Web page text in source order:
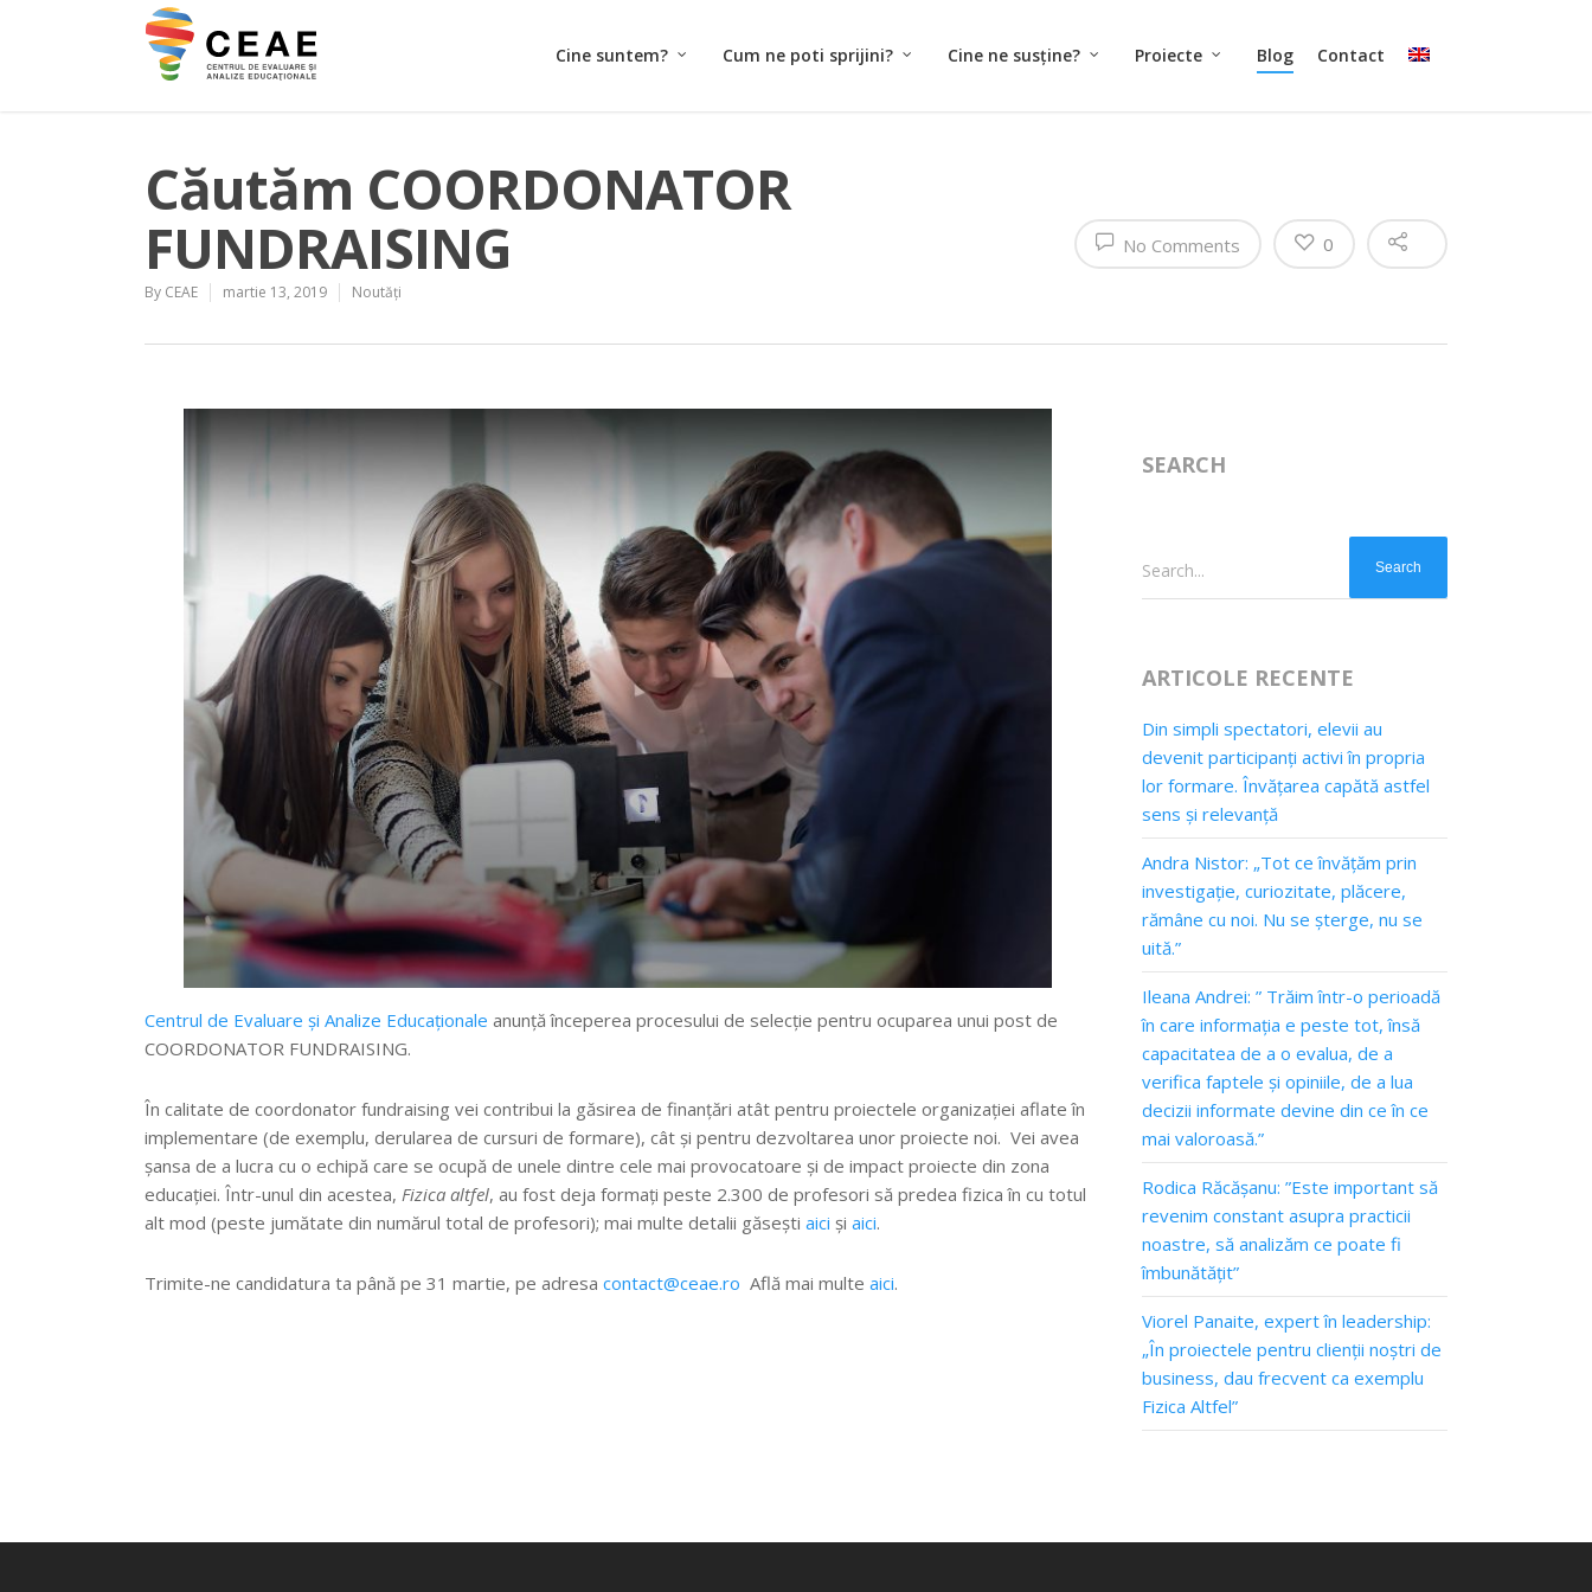
Cine suntem? Cum ne poti sprijini? Cine ne susține? Proiecte Blog Contact
Căutăm COORDONATOR
FUNDRAISING
By CEAE martie 13, 2019 Noutăți
No Comments 0
Centrul de Evaluare şi Analize Educaţionale anunță începerea procesului de selecție pentru ocuparea unui post de
COORDONATOR FUNDRAISING.
În calitate de coordonator fundraising vei contribui la găsirea de finanțări atât pentru proiectele organizației aflate în
implementare (de exemplu, derularea de cursuri de formare), cât și pentru dezvoltarea unor proiecte noi. Vei avea
șansa de a lucra cu o echipă care se ocupă de unele dintre cele mai provocatoare și de impact proiecte din zona
educației. Într-unul din acestea, Fizica altfel, au fost deja formați peste 2.300 de profesori să predea fizica în cu totul
alt mod (peste jumătate din numărul total de profesori); mai multe detalii găsești aici și aici.
Trimite-ne candidatura ta până pe 31 martie, pe adresa contact@ceae.ro Află mai multe aici.
SEARCH
Search...
ARTICOLE RECENTE
Din simpli spectatori, elevii au
devenit participanți activi în propria
lor formare. Învățarea capătă astfel
sens și relevanță
Andra Nistor: „Tot ce învățăm prin
investigație, curiozitate, plăcere,
rămâne cu noi. Nu se șterge, nu se
uită.”
Ileana Andrei: ” Trăim într-o perioadă
în care informația e peste tot, însă
capacitatea de a o evalua, de a
verifica faptele și opiniile, de a lua
decizii informate devine din ce în ce
mai valoroasă.”
Rodica Răcășanu: ”Este important să
revenim constant asupra practicii
noastre, să analizăm ce poate fi
îmbunătățit”
Viorel Panaite, expert în leadership:
„În proiectele pentru clienții noștri de
business, dau frecvent ca exemplu
Fizica Altfel”